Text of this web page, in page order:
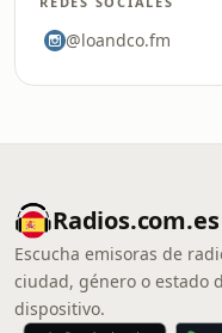
@loandco.fm
Radios.com.es
Escucha emisoras de
ciudad, género o
dispositivo.